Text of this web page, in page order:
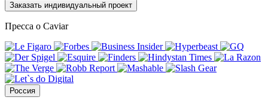
Заказать индивидуальный проект
Пресса о Caviar
Россия